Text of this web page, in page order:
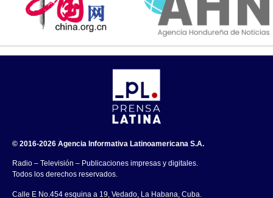
© 2016-2026 Agencia Informativa Latinoamericana S.A.
Radio – Televisión – Publicaciones impresas y digitales.
Todos los derechos reservados.
Calle E No.454 esquina a 19, Vedado, La Habana, Cuba.